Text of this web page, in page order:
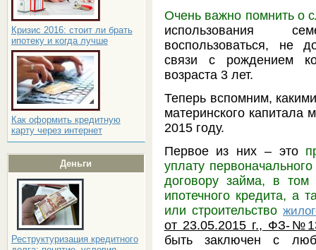
Кризис 2016: стоит ли брать
ипотеку и когда лучше
Как оформить кредитную
карту через интернет
Деньги
Реструктуризация кредитного
Очень важно помнить о
использования
воспользоваться, не
связи с рождением
возраста 3 лет.
Теперь вспомним,
материнского
2015 году.
Первое из них – это
уплату
договору займа, в том
ипотечного кредита, а
или строительство
от 23.05.2015 г., ФЗ-
быть заключен с